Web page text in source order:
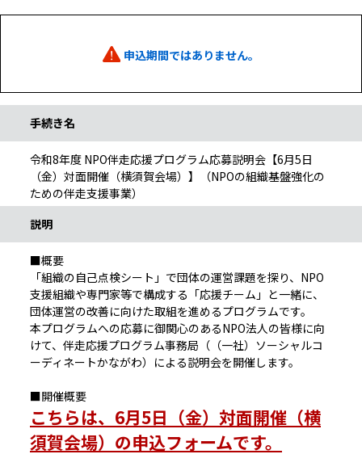
申込期間ではありません。
手続き名
令和8年度 NPO伴走応援プログラム応募説明会【6月5日
（金）対面開催（横須賀会場）】（NPOの組織基盤強化の
ための伴走支援事業）
説明
■概要
「組織の自己点検シート」で団体の運営課題を探り、NPO
支援組織や専門家等で構成する「応援チーム」と一緒に、
団体運営の改善に向けた取組を進めるプログラムです。
本プログラムへの応募に御関心のあるNPO法人の皆様に向
けて、伴走応援プログラム事務局（（一社）ソーシャルコ
ーディネートかながわ）による説明会を開催します。
■開催概要
こちらは、6月5日（金）対面開催（横
須賀会場）の申込フォームです。